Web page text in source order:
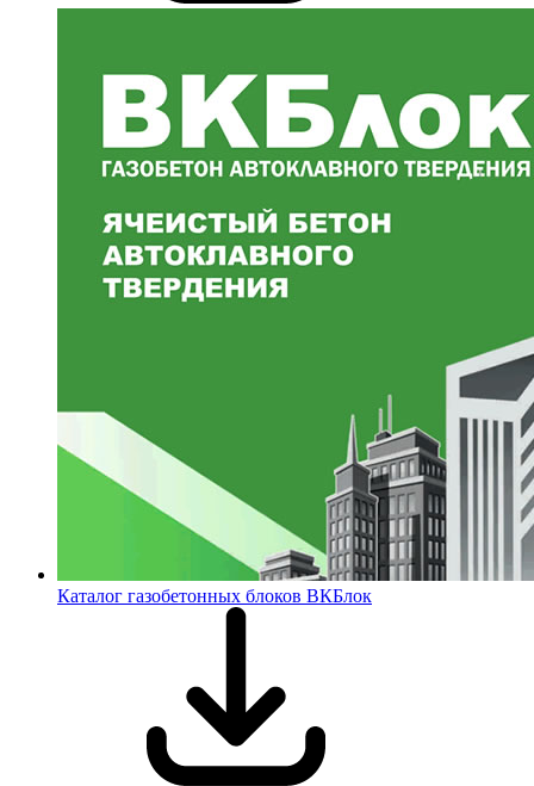
Каталог газобетонных блоков ВКБлок